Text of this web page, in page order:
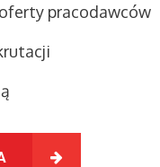
pracodawców